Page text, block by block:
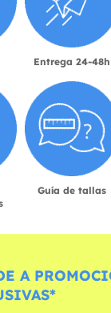
Entrega 24-48h
Guía de tallas
A